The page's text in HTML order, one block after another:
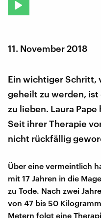
11. November 2018
Ein wichtiger Schritt,
geheilt zu werden,
zu lieben. Laura
Seit ihrer Therapie
nicht rückfällig
Über eine vermeintlich
mit 17 Jahren in die
zu Tode. Nach zwei
von 47 bis 50
Metern folgt eine